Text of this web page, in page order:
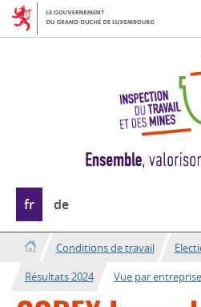
Aller
Aller
au
Changer
de
langue
fr de
Conditions de travail
Résultats 2024
Vue par